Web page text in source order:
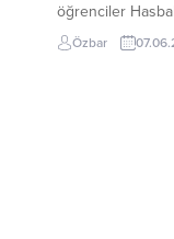
öğrenciler
arttırmak ve geri
oluşturmak
Özbar